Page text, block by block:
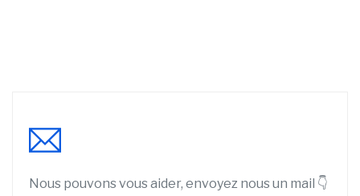
Nous pouvons vous aider, envoyez nous un mail 👇